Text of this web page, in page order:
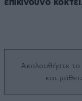
επικίνδυνο
Ακολουθήστε το
και